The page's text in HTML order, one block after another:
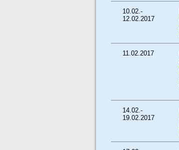
10.02.-
12.02.2017
11.02.2017
14.02.-
19.02.2017